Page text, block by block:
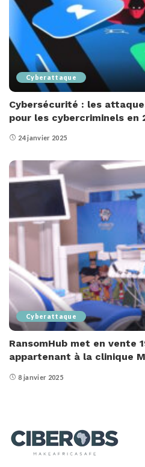
Cyberattaque
Cybersécurité : les
pour les cybercriminels en
24 janvier 2025
Cyberattaque
RansomHub met en vente
appartenant à la clinique
8 janvier 2025